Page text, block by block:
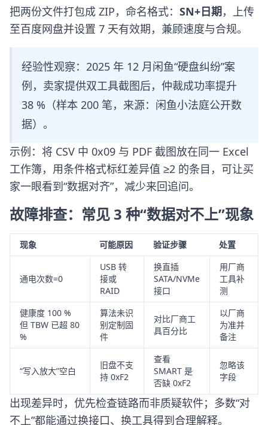
把两份文件打包成 ZIP，命名格式： SN+日期，上传
至百度网盘并设置 7 天有效期，兼顾速度与合规。
经验性观察：2025 年 12 月闲鱼“硬盘纠纷”案
例，卖家提供双工具截图后，仲裁成功率提升
38 %（样本 200 笔，来源：闲鱼小法庭公开数
据）。
示例：将 CSV 中 0x09 与 PDF 截图放在同一 Excel
工作簿，用条件格式标红差异值 ≥2 的条目，可让买
家一眼看到“数据对齐”，减少来回追问。
故障排查：常见 3 种“数据对不上”现象
现象 可能原因 验证步骤 处置
通电次数=0
USB 转
接或
RAID
换直插
SATA/NVMe
接口
用厂商
工具补
测
健康度 100 %
但 TBW 已超 80
%
算法未识
别定制固
件
对比厂商工
具百分比
以厂商
为准并
备注
“写入放大”空白
旧盘不支
持 0xF2
查看
SMART 是
否缺 0xF2
忽略该
字段
出现差异时，优先检查链路而非质疑软件；多数“对
不上”都能通过换接口、换工具得到合理解释。